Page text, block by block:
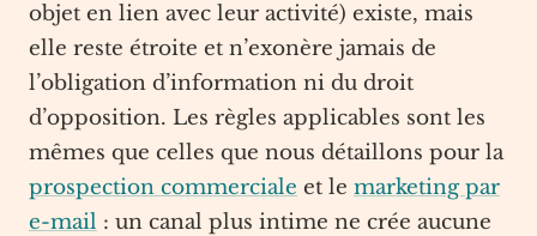
objet en lien avec leur activité) existe, mais
elle reste étroite et n’exonère jamais de
l’obligation d’information ni du droit
d’opposition. Les règles applicables sont les
mêmes que celles que nous détaillons pour la
prospection commerciale et le marketing par
e-mail : un canal plus intime ne crée aucune